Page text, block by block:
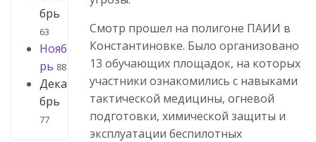
брь
63
Нояб
рь 88
Дека
брь
77
Смотр прошел на полигоне ПАИИ в
Константиновке. Было организовано
13 обучающих площадок, на которых
участники ознакомились с навыками
тактической медицины, огневой
подготовки, химической защиты и
эксплуатации беспилотных